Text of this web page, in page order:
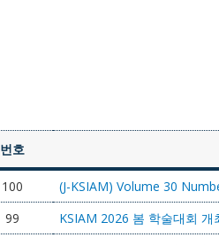
번호
100 (J-KSIAM) Volume 30
99
KSIAM 2026 봄 학술대회 개